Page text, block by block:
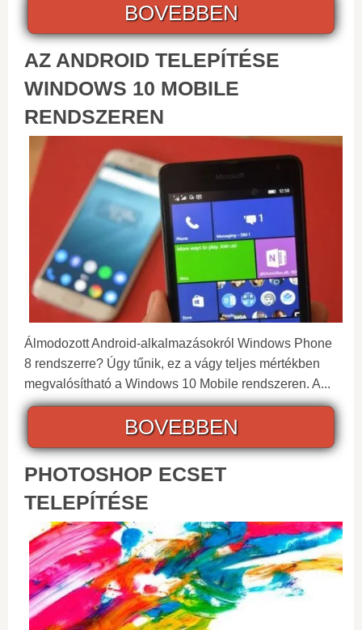
BOVEBBEN
AZ ANDROID TELEPÍTÉSE
WINDOWS 10 MOBILE
RENDSZEREN
Álmodozott Android-alkalmazásokról Windows Phone
8 rendszerre? Úgy tűnik, ez a vágy teljes mértékben
megvalósítható a Windows 10 Mobile rendszeren. A...
BOVEBBEN
PHOTOSHOP ECSET
TELEPÍTÉSE